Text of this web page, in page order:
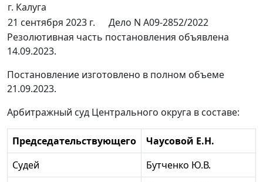
г. Калуга
21 сентября 2023 г.
Дело N А09-2852/2022
Резолютивная часть постановления объявлена
14.09.2023.
Постановление изготовлено в полном объеме
21.09.2023.
Арбитражный суд Центрального округа в составе:
Председательствующего
Чаусовой Е.Н.
Судей
Бутченко Ю.В.